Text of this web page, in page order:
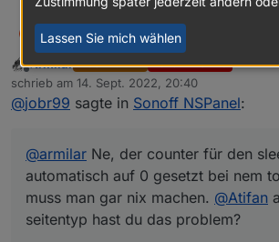
joBr99@ armilarNe, der counter für den
automatisch auf 0 gesetzt bei nem
muss man gar nix machen.@Atifan
seitentyp hast du das problem?
Offline
Armilar MOST ACTIVE FORUM TESTING
schrieb am 14. Sept. 2022, 20:40
zuletzt editiert von
@jobr99 sagte in Sonoff NSPanel:
@armilar Ne, der counter für den
automatisch auf 0 gesetzt bei nem
muss man gar nix machen. @Atifan
seitentyp hast du das problem?
Lassen Sie mich wählen